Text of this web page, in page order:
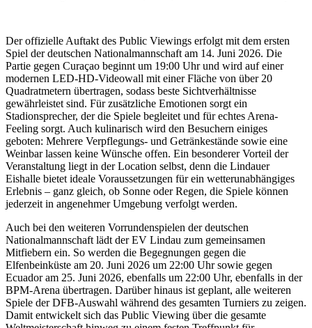
Der offizielle Auftakt des Public Viewings erfolgt mit dem ersten
Spiel der deutschen Nationalmannschaft am 14. Juni 2026. Die
Partie gegen Curaçao beginnt um 19:00 Uhr und wird auf einer
modernen LED-HD-Videowall mit einer Fläche von über 20
Quadratmetern übertragen, sodass beste Sichtverhältnisse
gewährleistet sind. Für zusätzliche Emotionen sorgt ein
Stadionsprecher, der die Spiele begleitet und für echtes Arena-
Feeling sorgt. Auch kulinarisch wird den Besuchern einiges
geboten: Mehrere Verpflegungs- und Getränkestände sowie eine
Weinbar lassen keine Wünsche offen. Ein besonderer Vorteil der
Veranstaltung liegt in der Location selbst, denn die Lindauer
Eishalle bietet ideale Voraussetzungen für ein wetterunabhängiges
Erlebnis – ganz gleich, ob Sonne oder Regen, die Spiele können
jederzeit in angenehmer Umgebung verfolgt werden.
Auch bei den weiteren Vorrundenspielen der deutschen
Nationalmannschaft lädt der EV Lindau zum gemeinsamen
Mitfiebern ein. So werden die Begegnungen gegen die
Elfenbeinküste am 20. Juni 2026 um 22:00 Uhr sowie gegen
Ecuador am 25. Juni 2026, ebenfalls um 22:00 Uhr, ebenfalls in der
BPM-Arena übertragen. Darüber hinaus ist geplant, alle weiteren
Spiele der DFB-Auswahl während des gesamten Turniers zu zeigen.
Damit entwickelt sich das Public Viewing über die gesamte